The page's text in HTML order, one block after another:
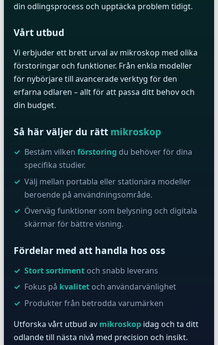
din odlingsprocess och upptäcka problem tidigt.
Vårt utbud
Vi erbjuder ett brett urval av mikroskop med olika
förstoringar och funktioner. Från enkla modeller
för nybörjare till avancerade verktyg för den
erfarna odlaren – allt för att passa ditt behov och
din budget.
Så här väljer du rätt mikroskop
Bestäm vilkenförstoring du behöver för dina
specifika studier.
Välj mellan portabla eller stationära modeller
beroende på användningsområde.
Överväg funktioner som belysning och digitala
skärmar för bättre visning.
Fördelar med att handla hos oss
Stort sortiment och snabb leverans
Fokus på kvalitet och användarvänlighet
Produkter från betrodda varumärken
Utforska vårt utbud av mikroskop idag och ta ditt
odlande till nästa nivå med precision och insikt.